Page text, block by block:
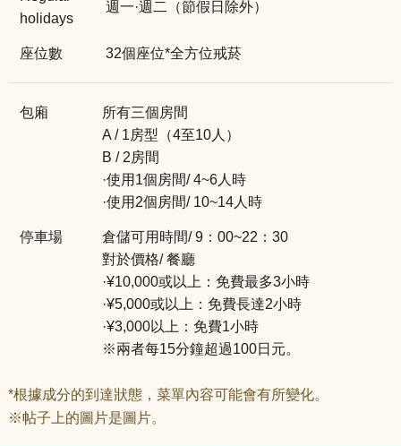
holidays
週一·週二（節假日除外）
座位數 32個座位*全方位戒菸
包廂
所有三個房間
A / 1房型（4至10人）
B / 2房間
·使用1個房間/ 4~6人時
·使用2個房間/ 10~14人時
停車場
倉儲可用時間/ 9：00~22：30
對於價格/ 餐廳
·¥10,000或以上：免費最多3小時
·¥5,000或以上：免費長達2小時
·¥3,000以上：免費1小時
※兩者每15分鐘超過100日元。
*根據成分的到達狀態，菜單內容可能會有所變化。
※帖子上的圖片是圖片。